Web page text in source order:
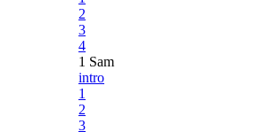
2
3
4
1 Sam
intro
1
2
3